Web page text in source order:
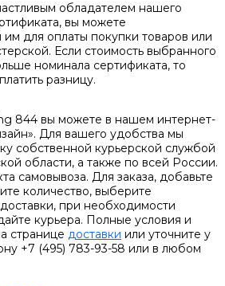
обладателем нашего
вы можете
им для оплаты покупки товаров или
Если стоимость выбранного
номинала сертификата, то
разницу.
844 вы можете в нашем интернет-
Для вашего удобства мы
собственной курьерской службой
области, а также по всей России.
самовывоза. Для заказа, добавьте
количество, выберите
при необходимости
курьера. Полные условия и
странице доставки или уточните у
+7 (495) 783-93-58 или в любом